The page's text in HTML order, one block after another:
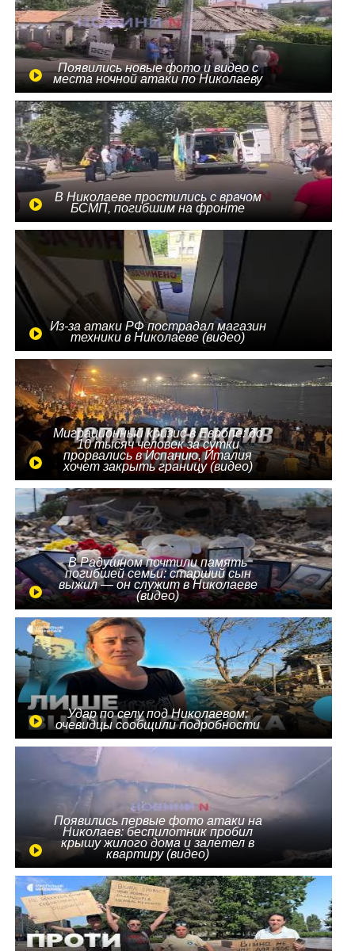
Появились новые фото и видео с
места ночной атаки по Николаеву
В Николаеве простились с врачом
БСМП, погибшим на фронте
Из-за атаки РФ пострадал магазин
техники в Николаеве (видео)
Миграционный кризис в Европе: до
10 тысяч человек за сутки
прорвались в Испанию, Италия
хочет закрыть границу (видео)
В Радушном почтили память
погибшей семьи: старший сын
выжил — он служит в Николаеве
(видео)
Удар по селу под Николаевом:
очевидцы сообщили подробности
Появились первые фото атаки на
Николаев: беспилотник пробил
крышу жилого дома и залетел в
квартиру (видео)